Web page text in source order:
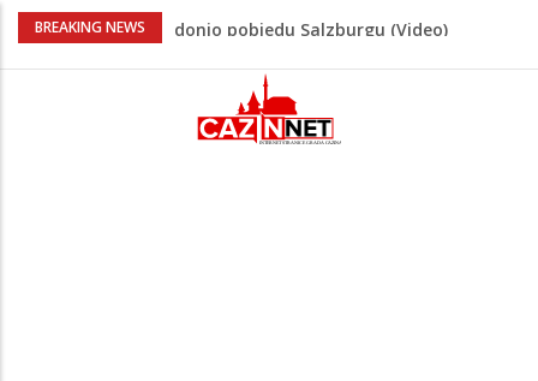
BREAKING NEWS
“Pečat slobodi 2026”: U Tržačkoj Rašteli
Unsko-sanskog kantona
Porodica iz Krajine u centru afere,
gradonačelnik Kelna pokrenuo istragu